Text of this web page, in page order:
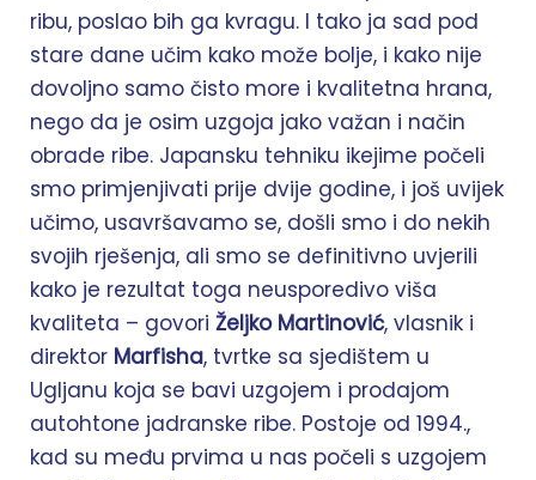
ribu, poslao bih ga kvragu. I tako ja sad pod
stare dane učim kako može bolje, i kako nije
dovoljno samo čisto more i kvalitetna hrana,
nego da je osim uzgoja jako važan i način
obrade ribe. Japansku tehniku ikejime počeli
smo primjenjivati prije dvije godine, i još uvijek
učimo, usavršavamo se, došli smo i do nekih
svojih rješenja, ali smo se definitivno uvjerili
kako je rezultat toga neusporedivo viša
kvaliteta – govori Željko Martinović, vlasnik i
direktor Marfisha, tvrtke sa sjedištem u
Ugljanu koja se bavi uzgojem i prodajom
autohtone jadranske ribe. Postoje od 1994.,
kad su među prvima u nas počeli s uzgojem